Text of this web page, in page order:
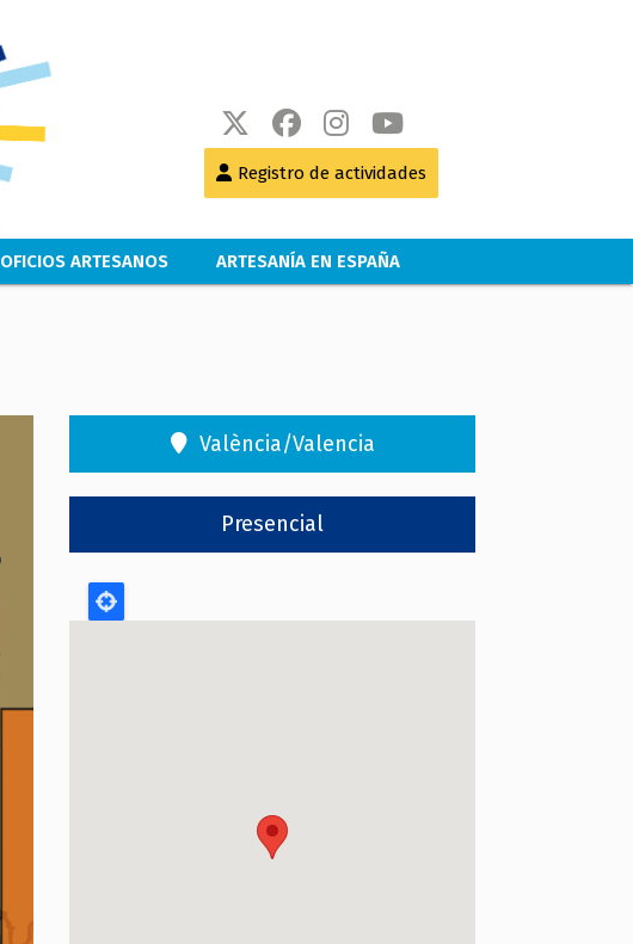
Registro de actividades
OFICIOS ARTESANOS ARTESANÍA EN ESPAÑA
València/Valencia
Presencial